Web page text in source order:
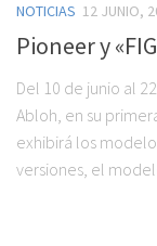
NOTICIAS 12 JUNIO,
Pioneer y
Del 10 de junio al
Abloh, en su
exhibirá los
versiones, el